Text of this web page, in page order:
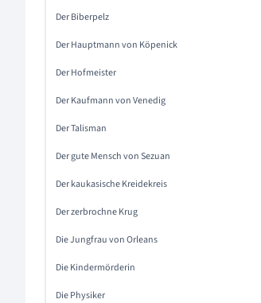
Der Biberpelz
Der Hauptmann von Köpenick
Der Hofmeister
Der Kaufmann von Venedig
Der Talisman
Der gute Mensch von Sezuan
Der kaukasische Kreidekreis
Der zerbrochne Krug
Die Jungfrau von Orleans
Die Kindermörderin
Die Physiker